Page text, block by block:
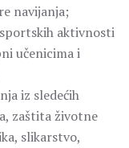
navijanja;
aktivnosti
učenicima i
iz sledećih
zaštita životne
slikarstvo,